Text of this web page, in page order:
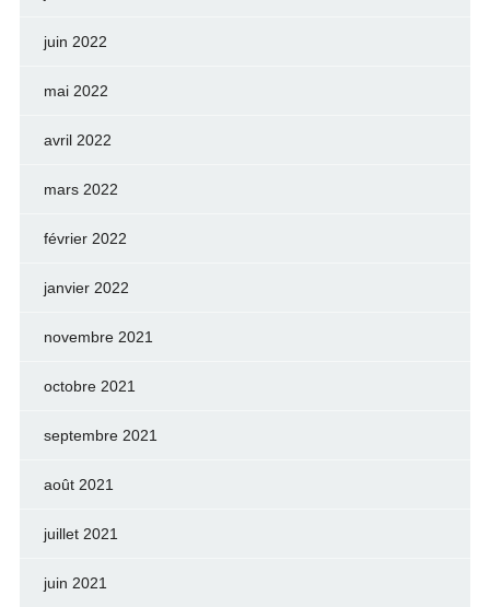
juin 2022
mai 2022
avril 2022
mars 2022
février 2022
janvier 2022
novembre 2021
octobre 2021
septembre 2021
août 2021
juillet 2021
juin 2021